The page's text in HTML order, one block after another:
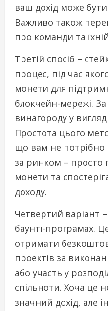
ваш дохід може
Важливо також
про команди та
Третій спосіб –
процес, під час
монети для
блокчейн-мережі.
винагороду у
Простота цього
що вам не потрібно
за ринком – просто
монети та
доходу.
Четвертий варіант
баунті-програмах.
отримати
проектів за
або участь у
спільноти. Хоча це
значний дохід, але